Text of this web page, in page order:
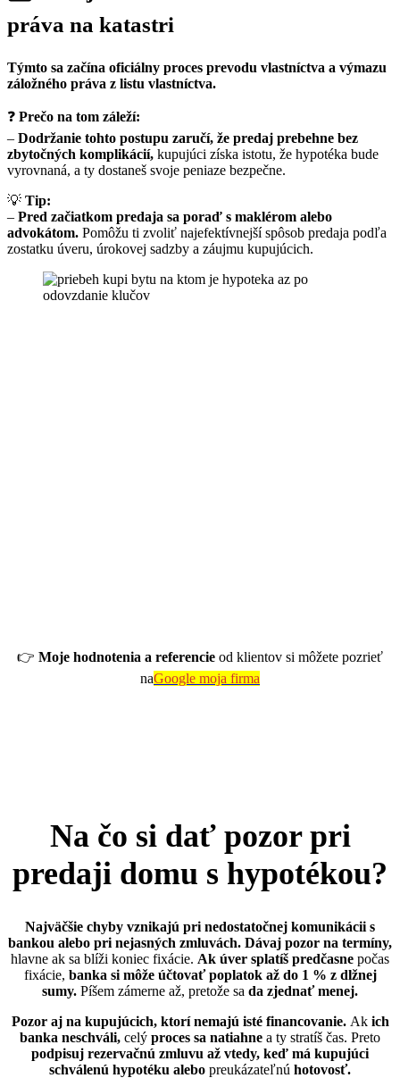
práva na katastri
Týmto sa začína oficiálny proces prevodu vlastníctva a výmazu
záložného práva z listu vlastníctva.
❓ Prečo na tom záleží:
– Dodržanie tohto postupu zaručí, že predaj prebehne bez
zbytočných komplikácií, kupujúci získa istotu, že hypotéka bude
vyrovnaná, a ty dostaneš svoje peniaze bezpečne.
💡 Tip:
– Pred začiatkom predaja sa poraď s maklérom alebo
advokátom. Pomôžu ti zvoliť najefektívnejší spôsob predaja podľa
zostatku úveru, úrokovej sadzby a záujmu kupujúcich.
👉 Moje hodnotenia a referencie od klientov si môžete pozrieť
naGoogle moja firma
Na čo si dať pozor pri
predaji domu s hypotékou?
Najväčšie chyby vznikajú pri nedostatočnej komunikácii s
bankou alebo pri nejasných zmluvách. Dávaj pozor na termíny,
hlavne ak sa blíži koniec fixácie. Ak úver splatíš predčasne počas
fixácie, banka si môže účtovať poplatok až do 1 % z dlžnej
sumy. Píšem zámerne až, pretože sa da zjednať menej.
Pozor aj na kupujúcich, ktorí nemajú isté financovanie. Ak ich
banka neschváli, celý proces sa natiahne a ty stratíš čas. Preto
podpisuj rezervačnú zmluvu až vtedy, keď má kupujúci
schválenú hypotéku alebo preukázateľnú hotovosť.